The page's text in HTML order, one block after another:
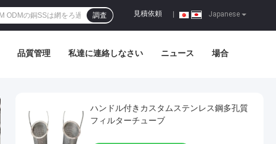
Japanese
見積依頼
調査
品質管理 私達に連絡しなさい ニュース 場合
ハンドル付きカスタムステンレス鋼多孔質
フィルターチューブ